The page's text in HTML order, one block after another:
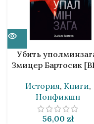
Убить
Змицер Бартосик
История, Книги,
Нонфикшн
56,00 zł